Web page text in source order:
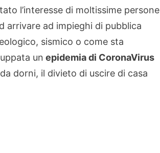
l’interesse di moltissime persone
arrivare ad impieghi di pubblica
sismico o come sta
un epidemia di CoronaVirus
dorni, il divieto di uscire di casa